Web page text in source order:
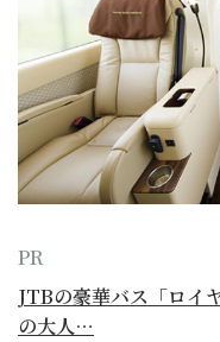
PR
JTBの豪華バス「ロイ
の大人…